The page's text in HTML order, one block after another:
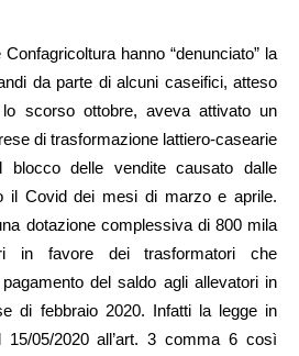
hanno “denunciato” la
da parte di alcuni caseifici, atteso
scorso ottobre, aveva attivato un
di trasformazione lattiero-casearie
blocco delle vendite causato dalle
il Covid dei mesi di marzo e aprile.
dotazione complessiva di 800 mila
in favore dei trasformatori che
del saldo agli allevatori in
di febbraio 2020. Infatti la legge in
05/2020 all’art. 3 comma 6 così